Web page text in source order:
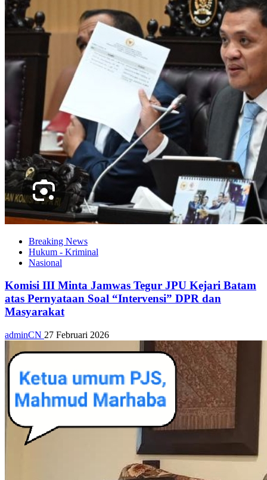
Breaking News
Hukum - Kriminal
Nasional
Komisi III Minta Jamwas Tegur JPU Kejari Batam
atas Pernyataan Soal “Intervensi” DPR dan
Masyarakat
adminCN 27 Februari 2026